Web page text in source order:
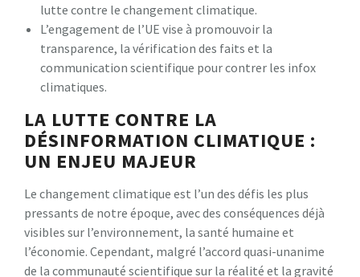
lutte contre le changement climatique.
L’engagement de l’UE vise à promouvoir la
transparence, la vérification des faits et la
communication scientifique pour contrer les infox
climatiques.
LA LUTTE CONTRE LA
DÉSINFORMATION CLIMATIQUE :
UN ENJEU MAJEUR
Le changement climatique est l’un des défis les plus
pressants de notre époque, avec des conséquences déjà
visibles sur l’environnement, la santé humaine et
l’économie. Cependant, malgré l’accord quasi-unanime
de la communauté scientifique sur la réalité et la gravité